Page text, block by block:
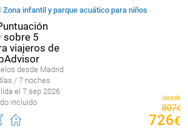
Zona infantil y parque acuático para niños
desde Madrid
/ 7 noches
el 7 sep 2026
incluido
desde
807€
726€